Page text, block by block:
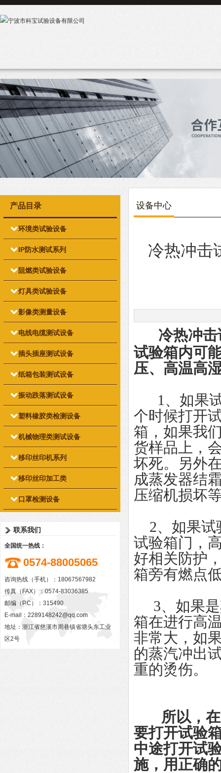
产品目录
环境类试验设备
IP防水测试系列
阻燃类试验设备
灯具类试验设备
影像类测量设备
电线电缆测试设备
插头插座测试设备
纸箱包装测试设备
振动跌落测试设备
塑料橡胶类检测设备
机械物理类测试设备
移印丝印机系列
移印丝印加工类
口罩检测设备
联系我们
全国统一热线：
0574-88005065
咨询热线（手机）：18067567982
传真（FAX）：0574-83036385
邮编（P.C）：315490
E-mail： 2289148242@qq.com
地址：浙江省慈溪市周巷镇省塘头东工业
区2号
设备中心
冷热冲击
冷热冲
试验箱内可
压、高温高
1、如果试
个时候打开
箱，如果我
货样品上，
坏死。另外
成蒸发器结
压缩机损坏
2、如果试
试验箱门，
好相关防护
箱旁有燃点
3、如果是
箱在进行高
非常大，如
的蒸汽冲出
重的烫伤。
所以，
要打开试验
中途打开试
施，用正确